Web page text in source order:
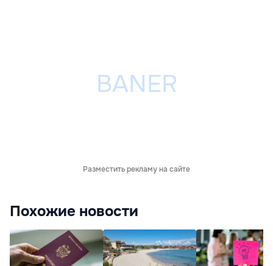
Разместить рекламу на сайте
Похожие новости